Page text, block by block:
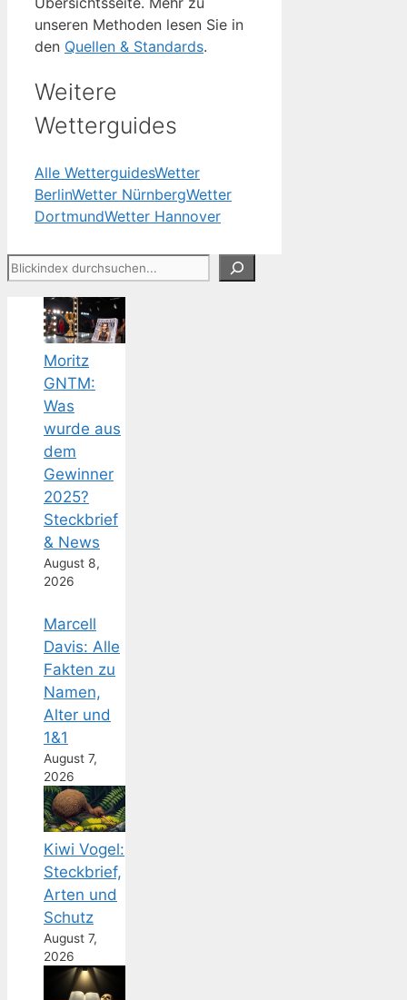
unseren Methoden lesen Sie in
den Quellen & Standards.
Weitere
Wetterguides
Alle WetterguidesWetter
BerlinWetter NürnbergWetter
DortmundWetter Hannover
Suchen
Moritz
GNTM:
Was
wurde aus
dem
Gewinner
2025?
Steckbrief
& News
August 8,
2026
Marcell
Davis: Alle
Fakten zu
Namen,
Alter und
1&1
August 7,
2026
Kiwi Vogel:
Steckbrief,
Arten und
Schutz
August 7,
2026